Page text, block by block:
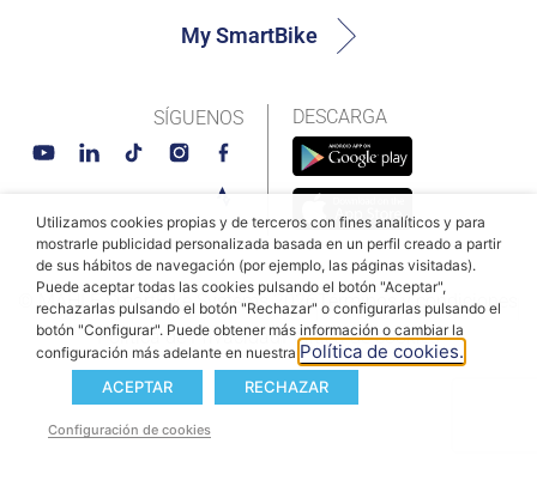
DESCARGA
My SmartBike
SÍGUENOS
© MAHLE SmartBike Systems 2026 Términos y condiciones
Política de PrivacidadPolítica de cookies
Utilizamos cookies propias y de terceros con fines analíticos y para
mostrarle publicidad personalizada basada en un perfil creado a partir
de sus hábitos de navegación (por ejemplo, las páginas visitadas).
Puede aceptar todas las cookies pulsando el botón "Aceptar",
rechazarlas pulsando el botón "Rechazar" o configurarlas pulsando el
botón "Configurar". Puede obtener más información o cambiar la
configuración más adelante en nuestra Política de cookies.
ACEPTAR RECHAZAR
Configuración de cookies